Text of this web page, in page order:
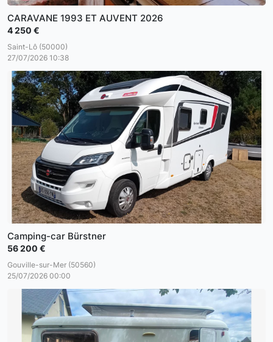
CARAVANE 1993 ET AUVENT 2026
4 250 €
Saint-Lô (50000)
27/07/2026 10:38
Camping-car Bürstner
56 200 €
Gouville-sur-Mer (50560)
25/07/2026 00:00